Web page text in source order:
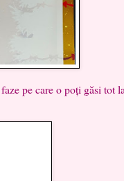
care o poți găsi tot